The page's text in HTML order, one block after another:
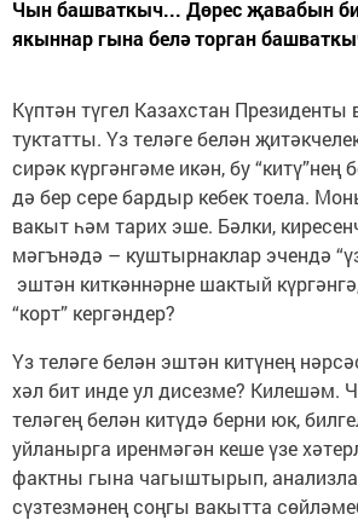
Чын башваткыч... Дөрес җавабын
якыннар гына белә торган
Күптән түгел Казахстан Президенты
туктатты. Үз теләге белән
сирәк күргәнгәме икән, бу “китү”нең
дә бер сере бардыр кебек тоела.
вакыт һәм тарих эше. Бәлки,
мәгънәдә – куштырнаклар эчендә
эштән киткәннәрне шактый
“корт” кергәндер?
Үз теләге белән эштән китүнең
хәл бит инде ул дисезме? Килешәм.
теләгең белән китүдә берни юк,
уйланырга иренмәгән кеше үзе
фактны гына чагыштырып,
сүзтезмәнең соңгы вакытта